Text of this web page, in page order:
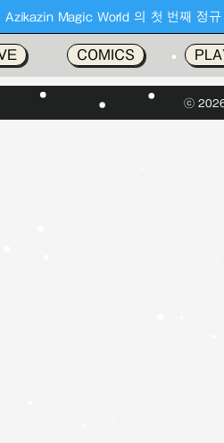
Magic World 의 첫 번째 정규
COMICS
ⓒ 2026